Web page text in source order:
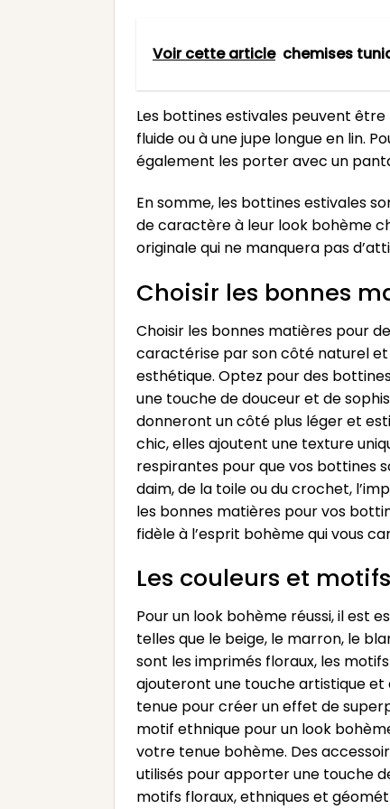
Voir cette article chemises
Les bottines estivales peuvent
fluide ou à une jupe longue en lin.
également les porter avec un
En somme, les bottines estivales
de caractère à leur look bohème
originale qui ne manquera pas
Choisir les bonnes
Choisir les bonnes matières pour
caractérise par son côté naturel
esthétique. Optez pour des
une touche de douceur et de
donneront un côté plus léger et
chic, elles ajoutent une texture
respirantes pour que vos bottines
daim, de la toile ou du crochet,
les bonnes matières pour vos
fidèle à l’esprit bohème qui vous
Les couleurs et
Pour un look bohème réussi, il est
telles que le beige, le marron, le
sont les imprimés floraux, les
ajouteront une touche artistique et
tenue pour créer un effet de
motif ethnique pour un look
votre tenue bohème. Des
utilisés pour apporter une touche
motifs floraux, ethniques et